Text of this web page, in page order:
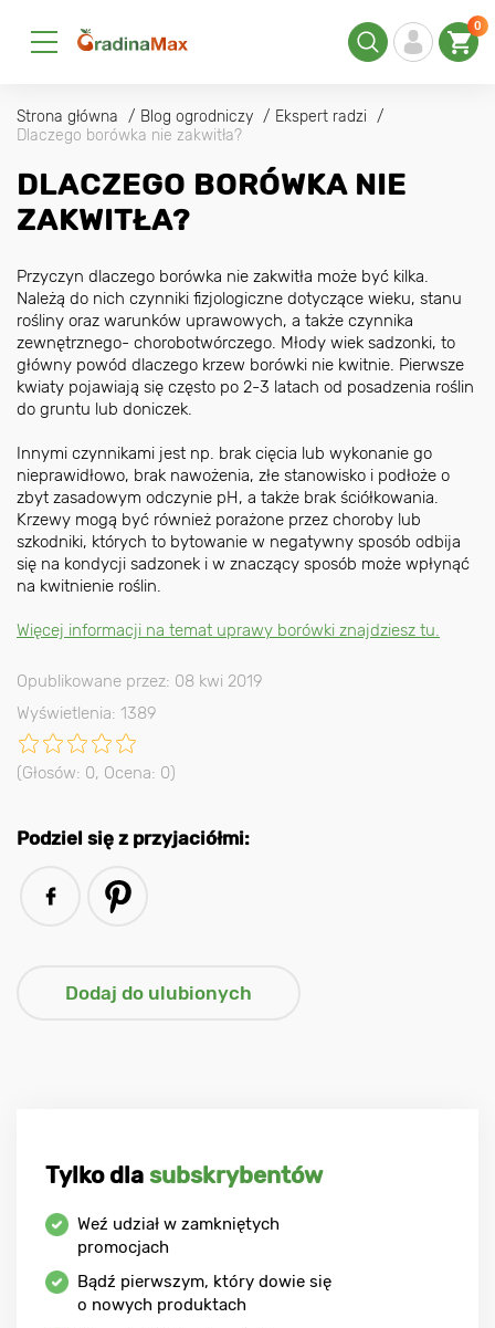
0
Strona główna Blog ogrodniczy
Ekspert radzi
Dlaczego borówka nie zakwitła?
DLACZEGO BORÓWKA NIE
ZAKWITŁA?
Przyczyn dlaczego borówka nie zakwitła może być kilka.
Należą do nich czynniki fizjologiczne dotyczące wieku, stanu
rośliny oraz warunków uprawowych, a także czynnika
zewnętrznego- chorobotwórczego. Młody wiek sadzonki, to
główny powód dlaczego krzew borówki nie kwitnie. Pierwsze
kwiaty pojawiają się często po 2-3 latach od posadzenia roślin
do gruntu lub doniczek.
Innymi czynnikami jest np. brak cięcia lub wykonanie go
nieprawidłowo, brak nawożenia, złe stanowisko i podłoże o
zbyt zasadowym odczynie pH, a także brak ściółkowania.
Krzewy mogą być również porażone przez choroby lub
szkodniki, których to bytowanie w negatywny sposób odbija
się na kondycji sadzonek i w znaczący sposób może wpłynąć
na kwitnienie roślin.
Więcej informacji na temat uprawy borówki znajdziesz tu.
Opublikowane przez: 08 kwi 2019
Wyświetlenia: 1389
(Głosów: 0, Ocena: 0)
Podziel się z przyjaciółmi:
Tylko dla subskrybentów
Weź udział w zamkniętych
promocjach
Bądź pierwszym, który dowie się
o nowych produktach